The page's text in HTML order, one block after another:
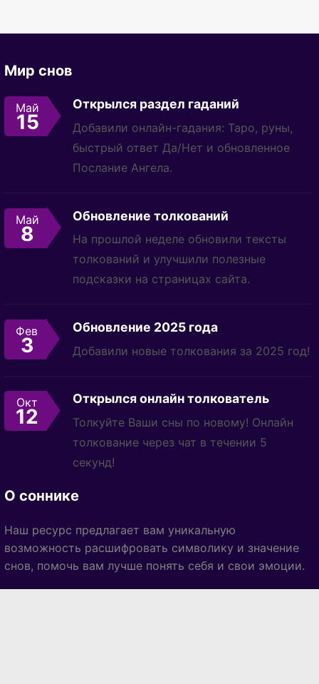
Мир снов
Май
15
Открылся раздел гаданий
Добавили онлайн-гадания: Таро, руны,
быстрый ответ Да/Нет и обновленное
Послание Ангела.
Май
8
Обновление толкований
На прошлой неделе обновили тексты
толкований и улучшили полезные
подсказки на страницах сайта.
Фев
3
Обновление 2025 года
Добавили новые толкования за 2025 год!
Окт
12
Открылся онлайн толкователь
Толкуйте Ваши сны по новому! Онлайн
толкование через чат в течении 5
секунд!
О соннике
Наш ресурс предлагает вам уникальную
возможность расшифровать символику и значение
снов, помочь вам лучше понять себя и свои эмоции.